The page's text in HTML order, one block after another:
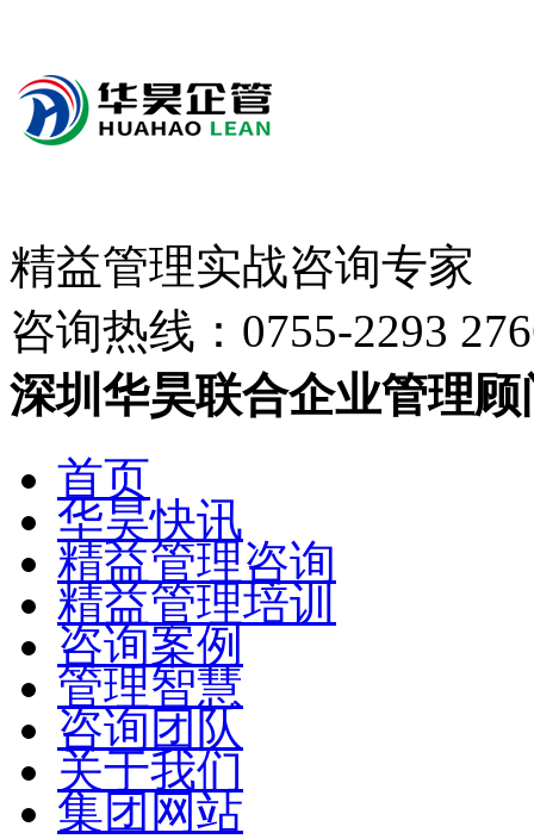
精益管理实战咨询专家
咨询热线： 0755-2293
深圳华昊联合企业管理
首页
华昊快讯
精益管理咨询
精益管理培训
咨询案例
管理智慧
咨询团队
关于我们
集团网站